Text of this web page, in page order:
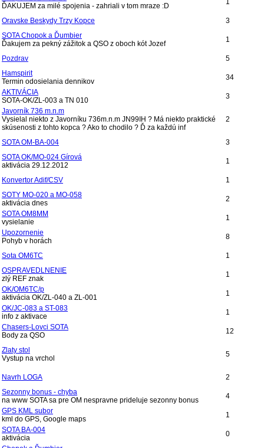
ĎAKUJEM za milé spojenia - zahriali v tom mraze :D
1
Oravske Beskydy Trzy Kopce
3
SOTA Chopok a Ďumbier
Ďakujem za pekný zážitok a QSO z oboch kót Jozef
1
Pozdrav
5
Hamspirit
Termin odosielania dennikov
34
AKTIVÁCIA
SOTA-OK/ZL-003 a TN 010
3
Javorník 736 m.n.m
Vysielal niekto z Javorníku 736m.n.m JN99IH ? Má niekto praktické
skúsenosti z tohto kopca ? Ako to chodilo ? Ď za každú inf
2
SOTA OM-BA-004
3
SOTA OK/MO-024 Gírová
aktivácia 29.12.2012
1
Konvertor Adif/CSV
1
SOTY MO-020 a MO-058
aktivácia dnes
2
SOTA OM8MM
vysielanie
1
Upozornenie
Pohyb v horách
8
Sota OM6TC
1
OSPRAVEDLNENIE
zlý REF znak
1
OK/OM6TC/p
aktivácia OK/ZL-040 a ZL-001
1
OK/JC-083 a ST-083
info z aktivace
1
Chasers-Lovci SOTA
Body za QSO
12
Zlaty stol
Vystup na vrchol
5
Navrh LOGA
2
Sezonny bonus - chyba
na www SOTA sa pre OM nespravne prideluje sezonny bonus
4
GPS KML subor
kml do GPS, Google maps
1
SOTA BA-004
aktivácia
0